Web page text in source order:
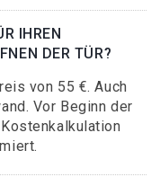
IHREN
DER TÜR?
von 55 €. Auch
Vor Beginn der